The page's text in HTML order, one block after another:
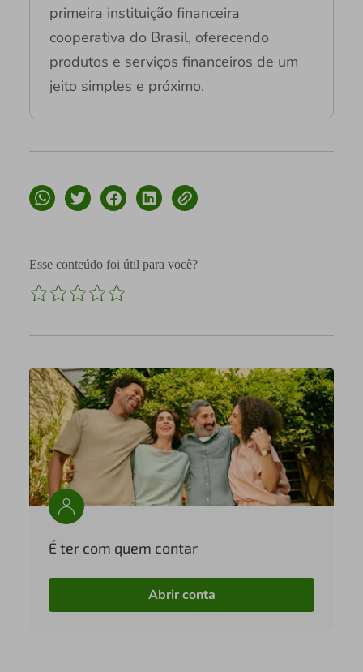
primeira instituição financeira
cooperativa do Brasil, oferecendo
produtos e serviços financeiros de um
jeito simples e próximo.
Esse conteúdo foi útil para você?
É ter com quem contar
Abrir conta